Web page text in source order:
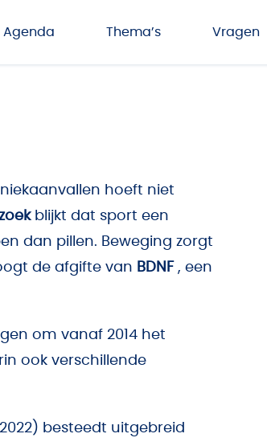
Agenda Thema’s Vragen
hoeft niet
blijkt dat sport een
dan pillen. Beweging zorgt
de afgifte van BDNF , een
om vanaf 2014 het
ook verschillende
besteedt uitgebreid